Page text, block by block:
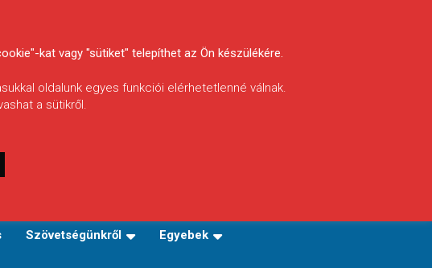
Szövetségünkről Egyebek
kat vagy "sütiket" telepíthet az Ön készülékére.
oldalunk egyes funkciói elérhetetlenné válnak.
a sütikről.